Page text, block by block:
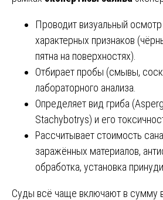
Проводит визуальный
характерных признаков
пятна на поверхностях).
Отбирает пробы (смывы,
лабораторного анализа.
Определяет вид гриба
Stachybotrys) и его
Рассчитывает стоимость
заражённых материалов,
обработка, установка
Суды всё чаще включают в сумму